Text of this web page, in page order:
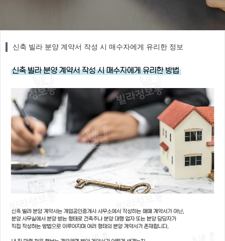
신축 빌라 분양 계약서 작성 시 매수자에게 유리한 정보